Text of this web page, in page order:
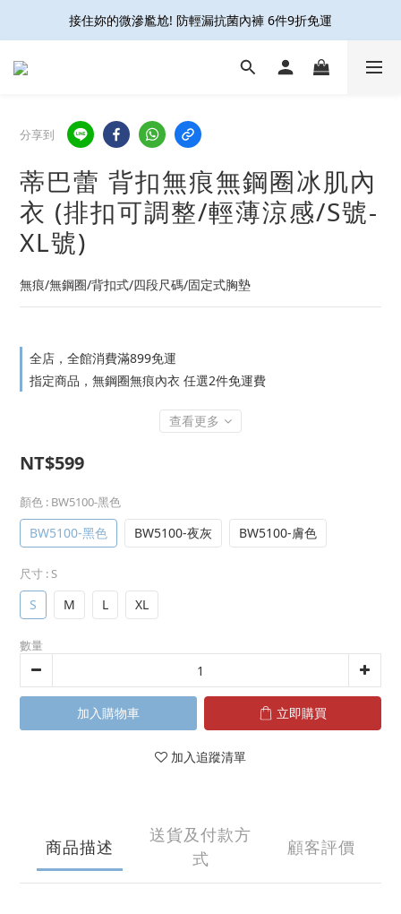
接住妳的微滲尷尬! 防輕漏抗菌內褲 6件9折免運
接住妳的微滲尷尬! 防輕漏抗菌內褲 6件9折免運
久站久走 減壓不腳痠👍足科壓縮襪6雙9折再免運
接住妳的微滲尷尬! 防輕漏抗菌內褲 6件9折免運
分享到
蒂巴蕾 背扣無痕無鋼圈冰肌內
衣 (排扣可調整/輕薄涼感/S號-
XL號)
無痕/無鋼圈/背扣式/四段尺碼/固定式胸墊
全店，全館消費滿899免運
指定商品，無鋼圈無痕內衣 任選2件免運費
查看更多
NT$599
顏色 : BW5100-黑色
BW5100-黑色 BW5100-夜灰 BW5100-膚色
尺寸 : S
S M L XL
數量
加入購物車 立即購買
加入追蹤清單
商品描述
送貨及付款方
式
顧客評價